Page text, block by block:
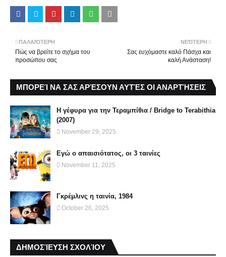
ΝΕΌΤΕΡΗ
Σας ευχόμαστε καλό Πάσχα και
καλή Ανάσταση!
ΠΑΛΑΙΌΤΕΡΗ
Πώς να βρείτε το σχήμα του
προσώπου σας
ΜΠΟΡΕΊ ΝΑ ΣΑΣ ΑΡΈΣΟΥΝ ΑΥΤΈΣ ΟΙ ΑΝΑΡΤΉΣΕΙΣ
Η γέφυρα για την Τεραμπίθια / Bridge to Terabithia
(2007)
November 29, 2025
Εγώ ο απαισιότατος, οι 3 ταινίες
November 11, 2025
Γκρέμλινς η ταινία, 1984
October 26, 2025
ΔΗΜΟΣΊΕΥΣΗ ΣΧΟΛΊΟΥ